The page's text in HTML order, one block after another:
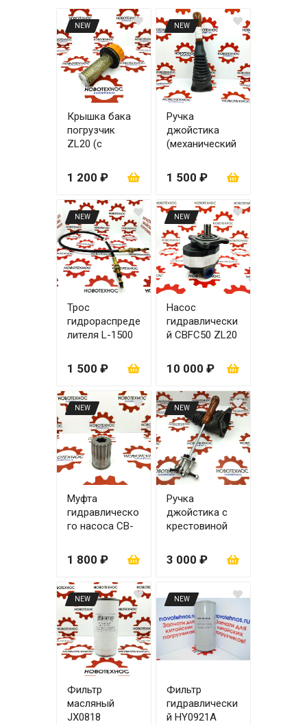
NEW
Крышка бака
погрузчик
ZL20 (с
1 200 ₽
NEW
Ручка
джойстика
(механический
1 500 ₽
NEW
Трос
гидрораспреде
лителя L-1500
1 500 ₽
NEW
Насос
гидравлически
й CBFC50 ZL20
10 000 ₽
NEW
Муфта
гидравлическо
го насоса CB-
1 800 ₽
NEW
Ручка
джойстика с
крестовиной
джойстик)
3 000 ₽
NEW
Фильтр
масляный
JX0818
NEW
Фильтр
гидравлически
й HY0921A